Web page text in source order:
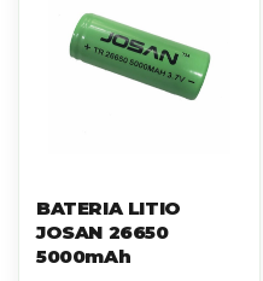
BATERIA LITIO
JOSAN 26650
5000mAh